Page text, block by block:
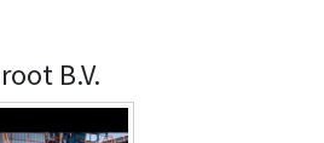
B.V.